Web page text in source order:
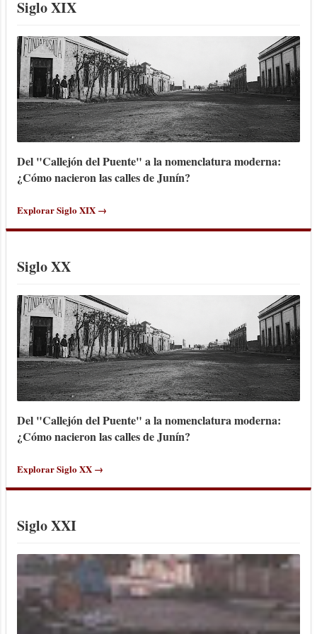
principales...
Siglo XIX
Del "Callejón del Puente" a la nomenclatura moderna:
¿Cómo nacieron las calles de Junín?
Explorar Siglo XIX →
Siglo XX
Del "Callejón del Puente" a la nomenclatura moderna:
¿Cómo nacieron las calles de Junín?
Explorar Siglo XX →
Siglo XXI